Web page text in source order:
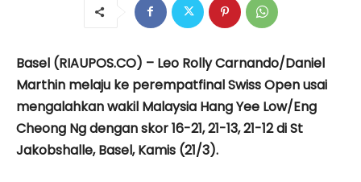
Basel (RIAUPOS.CO) – Leo Rolly Carnando/Daniel
Marthin melaju ke perempatfinal Swiss Open usai
mengalahkan wakil Malaysia Hang Yee Low/Eng
Cheong Ng dengan skor 16-21, 21-13, 21-12 di St
Jakobshalle, Basel, Kamis (21/3).